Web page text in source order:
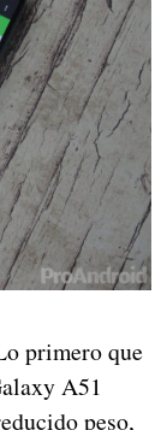
primero que
A51
peso,